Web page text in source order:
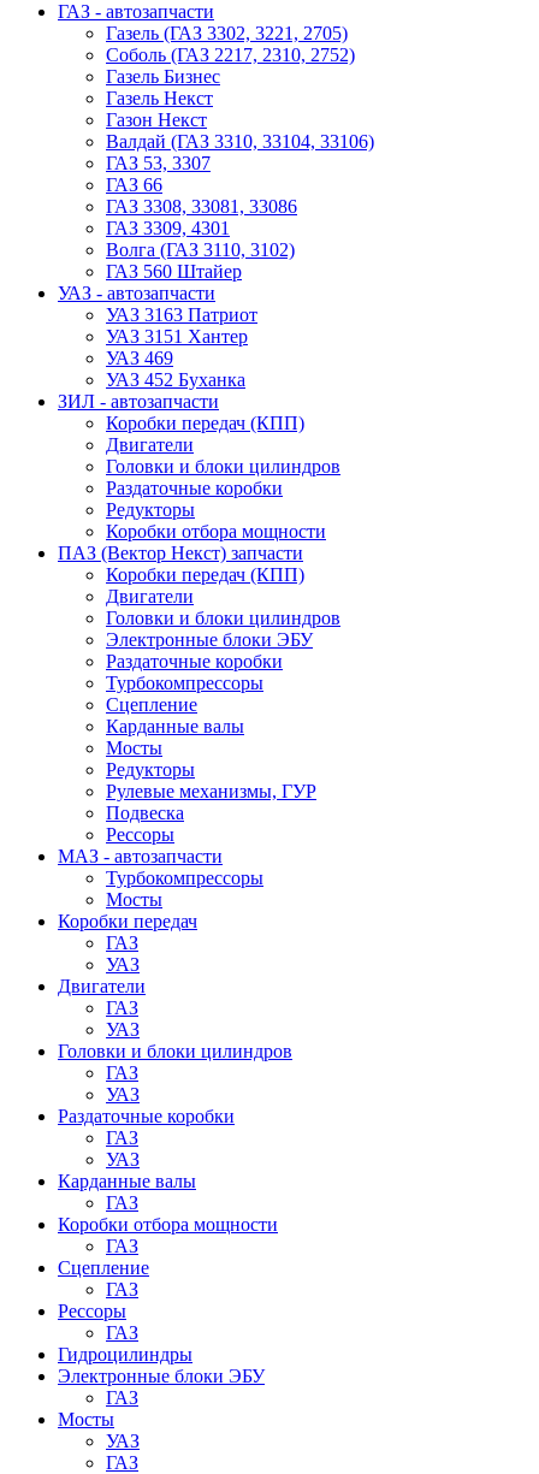
ГАЗ - автозапчасти
Газель (ГАЗ 3302, 3221, 2705)
Соболь (ГАЗ 2217, 2310, 2752)
Газель Бизнес
Газель Некст
Газон Некст
Валдай (ГАЗ 3310, 33104, 33106)
ГАЗ 53, 3307
ГАЗ 66
ГАЗ 3308, 33081, 33086
ГАЗ 3309, 4301
Волга (ГАЗ 3110, 3102)
ГАЗ 560 Штайер
УАЗ - автозапчасти
УАЗ 3163 Патриот
УАЗ 3151 Хантер
УАЗ 469
УАЗ 452 Буханка
ЗИЛ - автозапчасти
Коробки передач (КПП)
Двигатели
Головки и блоки цилиндров
Раздаточные коробки
Редукторы
Коробки отбора мощности
ПАЗ (Вектор Некст) запчасти
Коробки передач (КПП)
Двигатели
Головки и блоки цилиндров
Электронные блоки ЭБУ
Раздаточные коробки
Турбокомпрессоры
Сцепление
Карданные валы
Мосты
Редукторы
Рулевые механизмы, ГУР
Подвеска
Рессоры
МАЗ - автозапчасти
Турбокомпрессоры
Мосты
Коробки передач
ГАЗ
УАЗ
Двигатели
ГАЗ
УАЗ
Головки и блоки цилиндров
ГАЗ
УАЗ
Раздаточные коробки
ГАЗ
УАЗ
Карданные валы
ГАЗ
Коробки отбора мощности
ГАЗ
Сцепление
ГАЗ
Рессоры
ГАЗ
Гидроцилиндры
Электронные блоки ЭБУ
ГАЗ
Мосты
УАЗ
ГАЗ